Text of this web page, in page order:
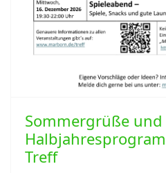
Sommergrüße und
Treff